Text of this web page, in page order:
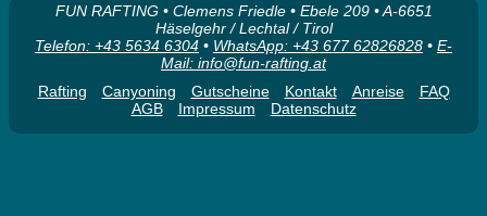
FUN RAFTING • Clemens Friedle • Ebele 209 • A-6651
Häselgehr / Lechtal / Tirol
Telefon: +43 5634 6304 • WhatsApp: +43 677 62826828 • E-
Mail: info@fun-rafting.at
Rafting
Canyoning Gutscheine Kontakt Anreise
FAQ
AGB
Impressum Datenschutz